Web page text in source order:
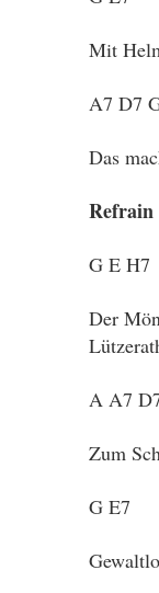
Mit
A7 D7
Das
Refrain
G E H7
Der
A A7
Zum
G E7